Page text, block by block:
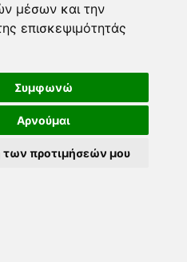
μέσων και την
επισκεψιμότητάς
Συμφωνώ
Αρνούμαι
των προτιμήσεών μου